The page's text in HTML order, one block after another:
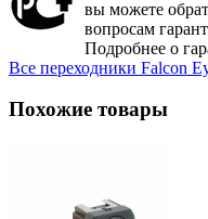
вы можете
вопросам
Подробнее о
Все переходники Falcon
Похожие товары